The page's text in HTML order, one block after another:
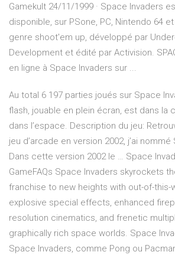
Gamekult 24/11/1999 · Space Invaders
disponible, sur PSone, PC, Nintendo 64
genre shoot'em up, développé par
Development et édité par Activision.
en ligne à Space Invaders sur ...
Au total 6 197 parties joués sur Space
flash, jouable en plein écran, est dans la
dans l’espace. Description du jeu:
jeu d’arcade en version 2002, j’ai
Dans cette version 2002 le … Space
GameFAQs Space Invaders skyrockets
franchise to new heights with out-of-this-
explosive special effects, enhanced
resolution cinematics, and frenetic
graphically rich space worlds. Space
Space Invaders, comme Pong ou